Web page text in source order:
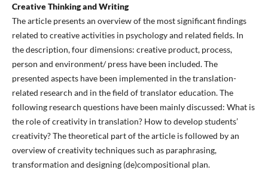
Creative Thinking and Writing
The article presents an overview of the most significant findings
related to creative activities in psychology and related fields. In
the description, four dimensions: creative product, process,
person and environment/ press have been included. The
presented aspects have been implemented in the translation-
related research and in the field of translator education. The
following research questions have been mainly discussed: What is
the role of creativity in translation? How to develop students’
creativity? The theoretical part of the article is followed by an
overview of creativity techniques such as paraphrasing,
transformation and designing (de)compositional plan.